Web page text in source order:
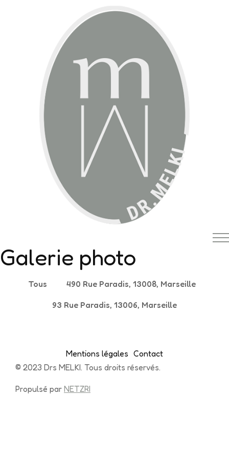
Galerie photo
Tous 490 Rue Paradis, 13008, Marseille
93 Rue Paradis, 13006, Marseille
Mentions légales Contact
© 2023 Drs MELKI. Tous droits réservés.
Propulsé par NETZRI